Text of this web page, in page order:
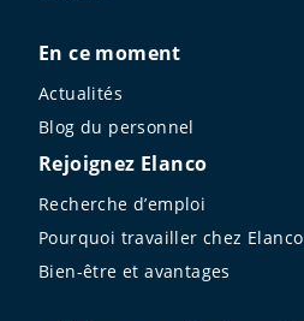
En ce moment
Actualités
Blog du personnel
Rejoignez Elanco
Recherche d’emploi
Pourquoi travailler chez Elanco
Bien-être et avantages